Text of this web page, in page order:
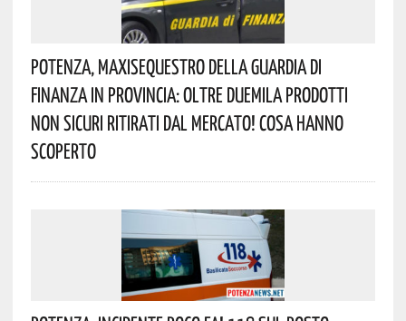
Potenza, Maxisequestro Della Guardia Di
Finanza In Provincia: Oltre Duemila Prodotti
Non Sicuri Ritirati Dal Mercato! Cosa Hanno
Scoperto